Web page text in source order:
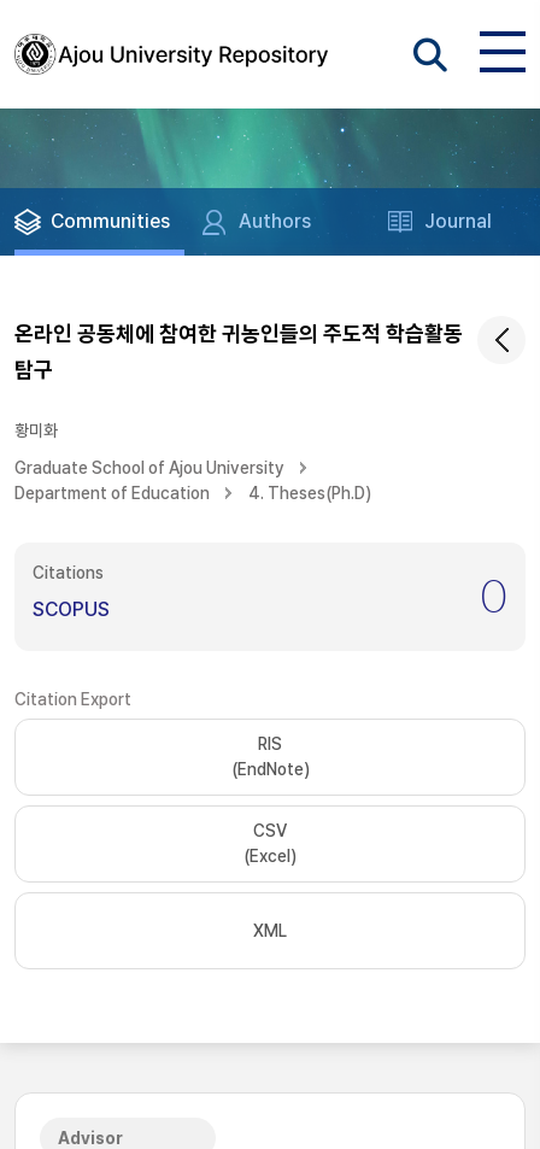
Communities Authors Journal
온라인 공동체에 참여한 귀농인들의 주도적 학습활동
탐구
황미화
Graduate School of Ajou University
Department of Education
4. Theses(Ph.D)
Citations
SCOPUS 0
Citation Export
RIS
(EndNote)
CSV
(Excel)
XML
Advisor